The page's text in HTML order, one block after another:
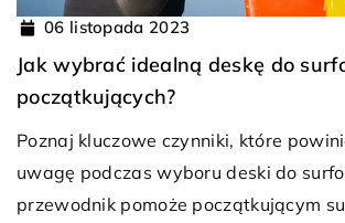
06 listopada 2023
Jak wybrać idealną deskę do
początkujących?
Poznaj kluczowe czynniki, które
uwagę podczas wyboru deski do
przewodnik pomoże początkującym